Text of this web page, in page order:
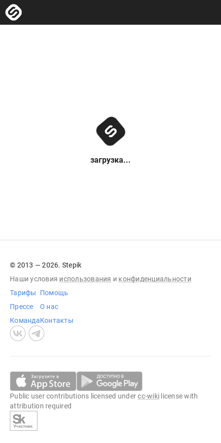
загрузка...
© 2013 — 2026. Stepik
Наши условия использования и конфиденциальности
Тарифы
Прессе
Команда
Помощь
О нас
Контакты
Public user contributions licensed undercc-wiki license with
attribution required